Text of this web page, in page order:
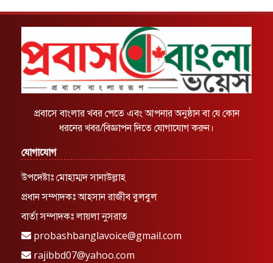
প্রবাসে বাংলার খবর পেতে এবং আপনার অনুষ্ঠান বা যে কোন
ধরনের খবর/বিজ্ঞাপন দিতে যোগাযোগ করুন।
যোগাযোগ
উপদেষ্টাঃ মোহাম্মদ সানাউল্লাহ
প্রধান সম্পাদকঃ আহসান রাজীব বুলবুল
বার্তা সম্পাদকঃ লায়লা নুসরাত
probashbanglavoice@gmail.com
rajibbd07@yahoo.com